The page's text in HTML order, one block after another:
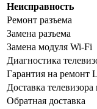
Неисправность
Ремонт разъема
Замена разъема
Замена модуля Wi-Fi
Диагностика
Гарантия на ремонт
Доставка телевизора
Обратная доставка